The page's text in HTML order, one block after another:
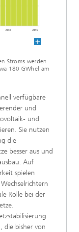
Stroms werden
180 GWhel am
verfügbare
und
und
Sie nutzen
die
besser aus und
Auf
spielen
Rolle bei der
die bisher von